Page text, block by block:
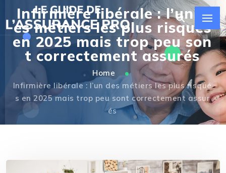
Infirmière libérale : l’un d
es métiers les plus risqués
en 2025 mais trop peu son
t correctement assurés
Home
Infirmière libérale : l’un des métiers les plus risqué
s en 2025 mais trop peu sont correctement assur
és